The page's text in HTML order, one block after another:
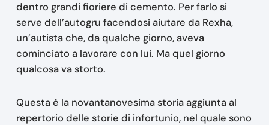
dentro grandi fioriere di cemento. Per farlo si
serve dell’autogru facendosi aiutare da Rexha,
un’autista che, da qualche giorno, aveva
cominciato a lavorare con lui. Ma quel giorno
qualcosa va storto.
Questa è la novantanovesima storia aggiunta al
repertorio delle storie di infortunio, nel quale sono